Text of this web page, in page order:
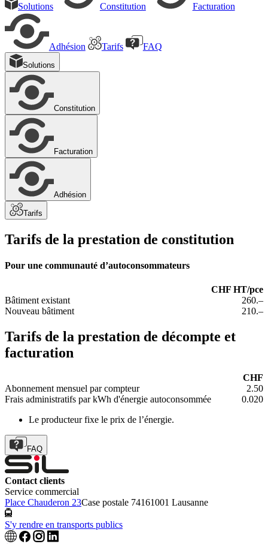
Solutions Constitution Facturation
Adhésion Tarifs FAQ
Solutions
Constitution
Facturation
Adhésion
Tarifs
Tarifs de la prestation de constitution
Pour une communauté d’autoconsommateurs
CHF HT/pce
Bâtiment existant
260.–
Nouveau bâtiment
210.–
Tarifs de la prestation de décompte et
facturation
CHF
Abonnement mensuel par compteur
2.50
Frais administratifs par kWh d'énergie autoconsommée
0.020
Le producteur fixe le prix de l’énergie.
FAQ
Contact clients
Service commercial
Place Chauderon 23Case postale 74161001 Lausanne
S'y rendre en transports publics